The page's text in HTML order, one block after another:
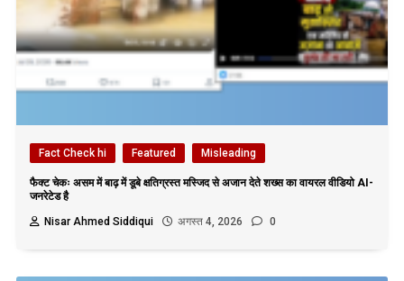
Fact Check hi Featured Misleading
फैक्ट चेकः असम में बाढ़ में डूबे क्षतिग्रस्त मस्जिद से अजान देते शख्स का वायरल वीडियो AI-
जनरेटेड है
Nisar Ahmed Siddiqui
अगस्त 4, 2026 0